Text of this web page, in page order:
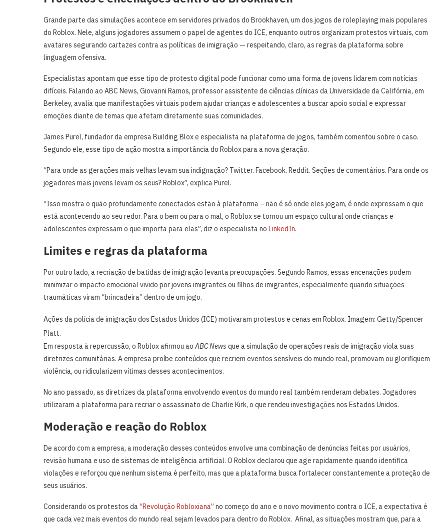
Grande parte das simulações acontece em servidores privados do Brookhaven, um dos jogos de roleplaying mais populares
do Roblox. Nele, alguns jogadores assumem o papel de agentes do ICE, enquanto outros organizam protestos virtuais, com
avatares segurando cartazes contra as políticas de imigração — respeitando, claro, as regras da plataforma sobre
linguagem ofensiva.
Especialistas apontam que esse tipo de protesto digital pode funcionar como uma forma de jovens lidarem com notícias
difíceis. Falando ao ABC News, Giovanni Ramos, professor assistente de ciências clínicas da Universidade da Califórnia, em
Berkeley, avalia que manifestações virtuais podem ajudar crianças e adolescentes a buscar apoio social e expressar
emoções diante de temas que afetam diretamente suas comunidades.
James Purel, fundador da empresa Building Blox e especialista na plataforma de jogos, também comentou sobre o caso.
Segundo ele, esse tipo de ação mostra a importância do Roblox para a nova geração.
“Para onde as gerações mais velhas levam sua indignação? Twitter. Facebook. Reddit. Seções de comentários. Para onde os
jogadores mais jovens levam os seus? Roblox”, explica Purel.
“Isso mostra o quão profundamente conectados estão à plataforma – não é só onde eles jogam, é onde expressam o que
está acontecendo ao seu redor. Para o bem ou para o mal, o Roblox se tornou um espaço cultural onde crianças e
adolescentes expressam o que importa para elas”, diz o especialista no LinkedIn.
Limites e regras da plataforma
Por outro lado, a recriação de batidas de imigração levanta preocupações. Segundo Ramos, essas encenações podem
minimizar o impacto emocional vivido por jovens imigrantes ou filhos de imigrantes, especialmente quando situações
traumáticas viram “brincadeira” dentro de um jogo.
Ações da polícia de imigração dos Estados Unidos (ICE) motivaram protestos e cenas em Roblox. Imagem: Getty/Spencer
Platt.
Em resposta à repercussão, o Roblox afirmou aoABC News que a simulação de operações reais de imigração viola suas
diretrizes comunitárias. A empresa proíbe conteúdos que recriem eventos sensíveis do mundo real, promovam ou glorifiquem
violência, ou ridicularizem vítimas desses acontecimentos.
No ano passado, as diretrizes da plataforma envolvendo eventos do mundo real também renderam debates. Jogadores
utilizaram a plataforma para recriar o assassinato de Charlie Kirk, o que rendeu investigações nos Estados Unidos.
Moderação e reação do Roblox
De acordo com a empresa, a moderação desses conteúdos envolve uma combinação de denúncias feitas por usuários,
revisão humana e uso de sistemas de inteligência artificial. O Roblox declarou que age rapidamente quando identifica
violações e reforçou que nenhum sistema é perfeito, mas que a plataforma busca fortalecer constantemente a proteção de
seus usuários.
Considerando os protestos da “Revolução Robloxiana” no começo do ano e o novo movimento contra o ICE, a expectativa é
que cada vez mais eventos do mundo real sejam levados para dentro do Roblox. Afinal, as situações mostram que, para a